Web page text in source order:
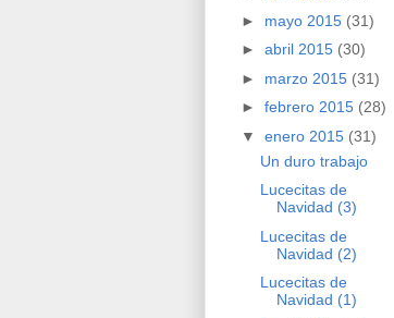
► mayo 2015 (31)
► abril 2015 (30)
► marzo 2015 (31)
► febrero 2015 (28)
▼ enero 2015 (31)
Un duro trabajo
Lucecitas de
Navidad (3)
Lucecitas de
Navidad (2)
Lucecitas de
Navidad (1)